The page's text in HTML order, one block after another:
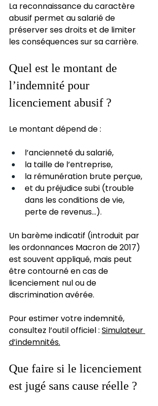
La reconnaissance du caractère
abusif permet au salarié de
préserver ses droits et de limiter
les conséquences sur sa carrière.
Quel est le montant de
l’indemnité pour
licenciement abusif ?
Le montant dépend de :
l’ancienneté du salarié,
la taille de l’entreprise,
la rémunération brute perçue,
et du préjudice subi (trouble
dans les conditions de vie,
perte de revenus...).
Un barème indicatif (introduit par
les ordonnances Macron de 2017)
est souvent appliqué, mais peut
être contourné en cas de
licenciement nul ou de
discrimination avérée.
Pour estimer votre indemnité,
consultez l’outil officiel : Simulateur
d’indemnités.
Que faire si le licenciement
est jugé sans cause réelle ?